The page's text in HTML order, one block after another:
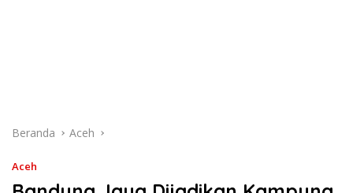
Beranda Aceh
Aceh